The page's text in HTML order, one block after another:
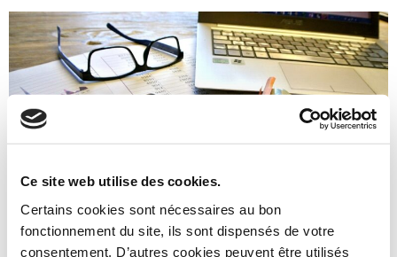
Ce site web utilise des cookies.
Certains cookies sont nécessaires au bon
fonctionnement du site, ils sont dispensés de votre
consentement. D’autres cookies peuvent être utilisés